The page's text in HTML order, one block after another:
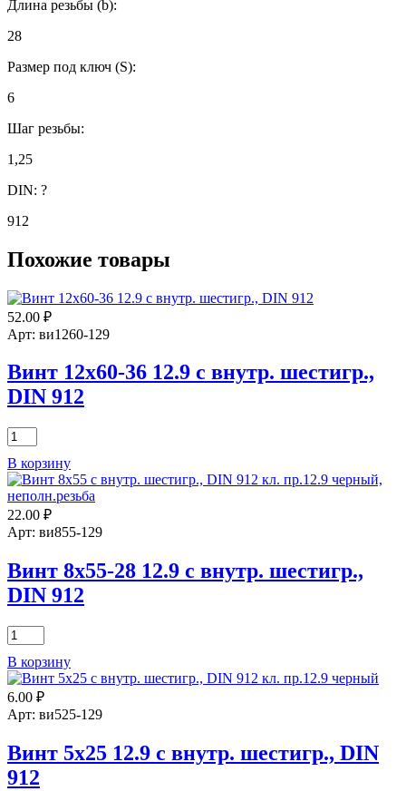
Длина резьбы (b):
28
Размер под ключ (S):
6
Шаг резьбы:
1,25
DIN: ?
912
Похожие товары
52.00 ₽
Арт: ви1260-129
Винт 12х60-36 12.9 с внутр. шестигр.,
DIN 912
Количество
товара
Винт
12х60-
36
12.9
с
шестигр.,
DIN
912
В корзину
22.00 ₽
Арт: ви855-129
Винт 8х55-28 12.9 с внутр. шестигр.,
DIN 912
Количество
товара
Винт
8х55-
28
12.9
внутр.
шестигр.,
DIN
В корзину
6.00 ₽
Арт: ви525-129
Винт 5х25 12.9 с внутр. шестигр., DIN
912